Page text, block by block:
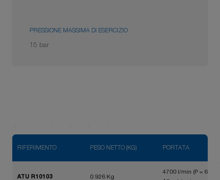
PRESSIONE MASSIMA DI ESERCIZIO
15 bar
RIFERIMENTO PESO NETTO (KG) PORTATA
ATU R10103 0.926 Kg
4700 l/min (P = 6 bar,